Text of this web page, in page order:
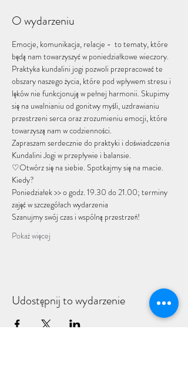
O wydarzeniu
Emocje, komunikacja, relacje -  to tematy, które
będą nam towarzyszyć w poniedziałkowe wieczory.
Praktyka kundalini jogi pozwoli przepracować te
obszary naszego życia, które pod wpływem stresu i
lęków nie funkcjonują w pełnej harmonii. Skupimy
się na uwalnianiu od gonitwy myśli, uzdrawianiu
przestrzeni serca oraz zrozumieniu emocji, które
towarzyszą nam w codzienności.
Zapraszam serdecznie do praktyki i doświadczenia
Kundalini Jogi w przepływie i balansie.
♡Otwórz się na siebie. Spotkajmy się na macie.
Kiedy?
Poniedziałek >> o godz. 19.30 do 21.00; terminy
zajęć w szczegółach wydarzenia
Szanujmy swój czas i wspólną przestrzeń!
Pokaż więcej
Udostępnij to wydarzenie